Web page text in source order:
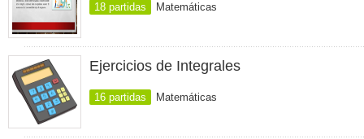
18 partidas Matemáticas
Ejercicios de Integrales
16 partidas Matemáticas